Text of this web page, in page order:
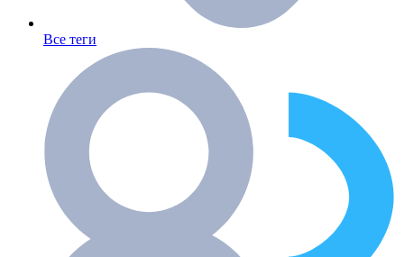
Все теги